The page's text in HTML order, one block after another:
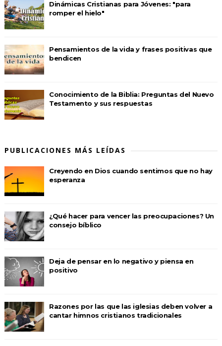
Dinámicas Cristianas para Jóvenes: "para
romper el hielo"
Pensamientos de la vida y frases positivas que
bendicen
Conocimiento de la Biblia: Preguntas del Nuevo
Testamento y sus respuestas
PUBLICACIONES MÁS LEÍDAS
Creyendo en Dios cuando sentimos que no hay
esperanza
¿Qué hacer para vencer las preocupaciones? Un
consejo bíblico
Deja de pensar en lo negativo y piensa en
positivo
Razones por las que las iglesias deben volver a
cantar himnos cristianos tradicionales